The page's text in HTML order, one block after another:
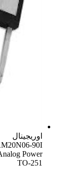
اوریجینال
90I
Power
TO-251